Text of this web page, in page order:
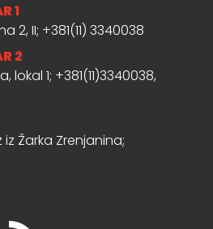
1
2, II; +381(11) 3340038
2
1; +381(11)3340038,
Žarka Zrenjanina;